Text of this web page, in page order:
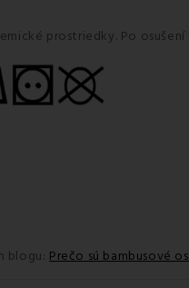
prostriedky. Po
blogu:Prečo sú bambusové